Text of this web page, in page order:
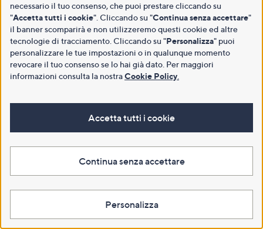
necessario il tuo consenso, che puoi prestare cliccando su
"Accetta tutti i cookie". Cliccando su "Continua senza accettare"
il banner scomparirà e non utilizzeremo questi cookie ed altre
tecnologie di tracciamento. Cliccando su "Personalizza" puoi
personalizzare le tue impostazioni o in qualunque momento
revocare il tuo consenso se lo hai già dato. Per maggiori
informazioni consulta la nostraCookie Policy
Accetta tutti i cookie
Continua senza accettare
Personalizza